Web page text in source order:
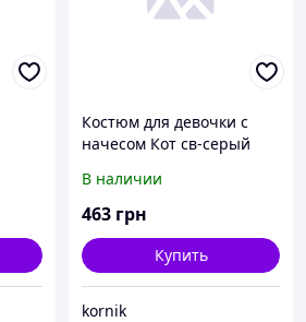
Костюм для девочки с
начесом Кот св-серый
В наличии
463 грн
Купить
kornik